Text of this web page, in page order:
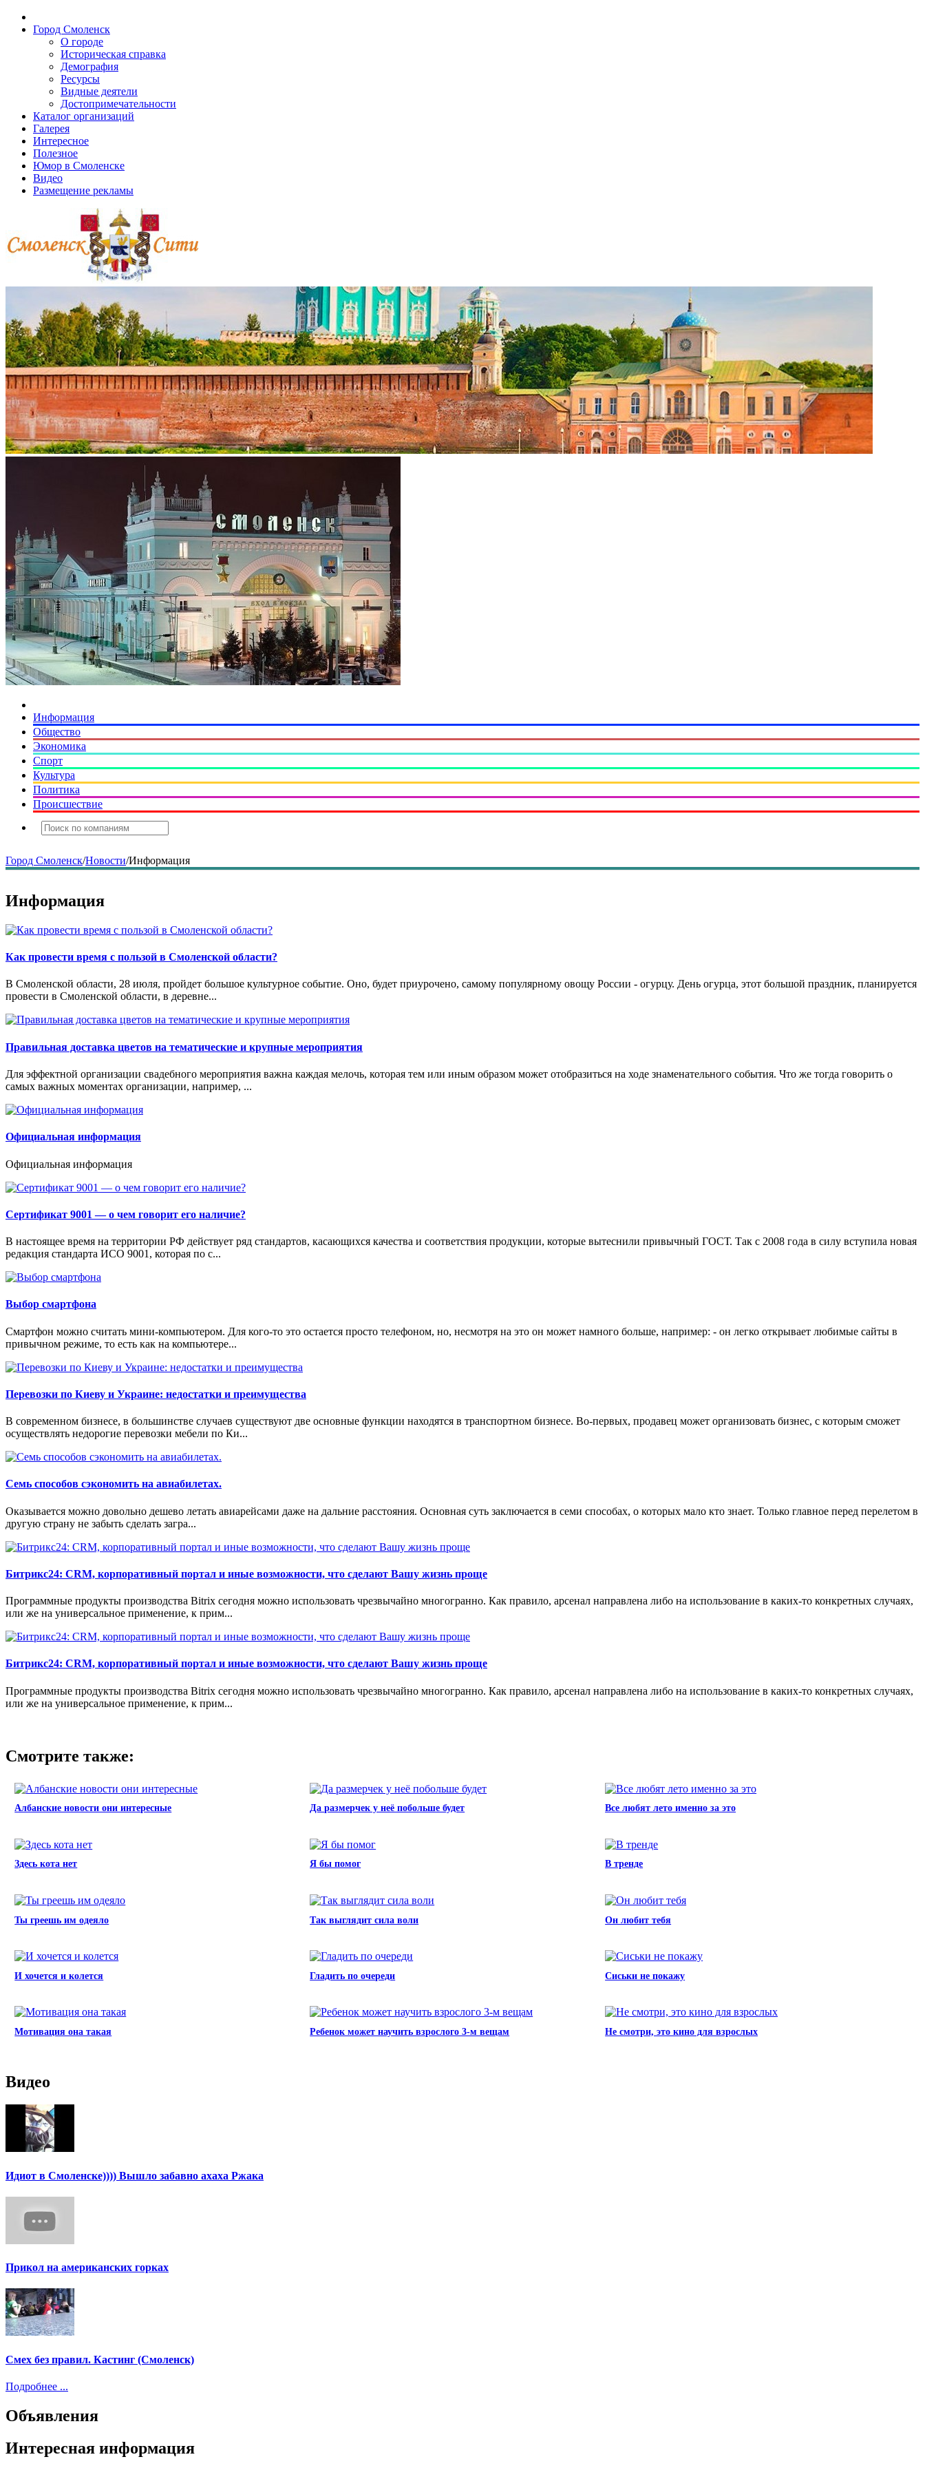
Город Смоленск
О городе
Историческая справка
Демография
Ресурсы
Видные деятели
Достопримечательности
Каталог организаций
Галерея
Интересное
Полезное
Юмор в Смоленске
Видео
Размещение рекламы
Информация
Общество
Экономика
Спорт
Культура
Политика
Происшествие
Город Смоленск/Новости/Информация
Информация
Как провести время с пользой в Смоленской области?
В Смоленской области, 28 июля, пройдет большое культурное событие. Оно, будет приурочено, самому популярному овощу России - огурцу. День огурца, этот большой праздник, планируется
провести в Смоленской области, в деревне...
Правильная доставка цветов на тематические и крупные мероприятия
Для эффектной организации свадебного мероприятия важна каждая мелочь, которая тем или иным образом может отобразиться на ходе знаменательного события. Что же тогда говорить о
самых важных моментах организации, например, ...
Официальная информация
Официальная информация
Сертификат 9001 — о чем говорит его наличие?
В настоящее время на территории РФ действует ряд стандартов, касающихся качества и соответствия продукции, которые вытеснили привычный ГОСТ. Так с 2008 года в силу вступила новая
редакция стандарта ИСО 9001, которая по с...
Выбор смартфона
Смартфон можно считать мини-компьютером. Для кого-то это остается просто телефоном, но, несмотря на это он может намного больше, например: - он легко открывает любимые сайты в
привычном режиме, то есть как на компьютере...
Перевозки по Киеву и Украине: недостатки и преимущества
В современном бизнесе, в большинстве случаев существуют две основные функции находятся в транспортном бизнесе. Во-первых, продавец может организовать бизнес, с которым сможет
осуществлять недорогие перевозки мебели по Ки...
Семь способов сэкономить на авиабилетах.
Оказывается можно довольно дешево летать авиарейсами даже на дальние расстояния. Основная суть заключается в семи способах, о которых мало кто знает. Только главное перед перелетом в
другую страну не забыть сделать загра...
Битрикс24: CRM, корпоративный портал и иные возможности, что сделают Вашу жизнь проще
Программные продукты производства Bitrix сегодня можно использовать чрезвычайно многогранно. Как правило, арсенал направлена либо на использование в каких-то конкретных случаях,
или же на универсальное применение, к прим...
Битрикс24: CRM, корпоративный портал и иные возможности, что сделают Вашу жизнь проще
Программные продукты производства Bitrix сегодня можно использовать чрезвычайно многогранно. Как правило, арсенал направлена либо на использование в каких-то конкретных случаях,
или же на универсальное применение, к прим...
Смотрите также:
Албанские новости они интересные Да размерчек у неё побольше будет Все любят лето именно за это
Здесь кота нет Я бы помог В тренде
Ты греешь им одеяло Так выглядит сила воли Он любит тебя
И хочется и колется Гладить по очереди Сиськи не покажу
Мотивация она такая Ребенок может научить взрослого 3-м вещам Не смотри, это кино для взрослых
Видео
Идиот в Смоленске)))) Вышло забавно ахаха Ржака
Прикол на американских горках
Смех без правил. Кастинг (Смоленск)
Подробнее ...
Объявления
Интересная информация